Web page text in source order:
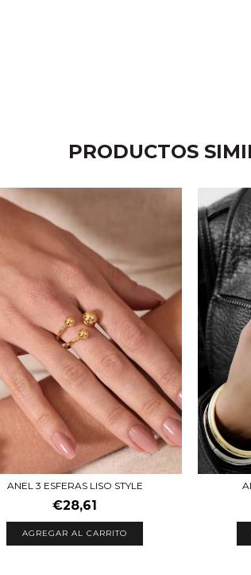
PRODUCTOS
ANEL 3 ESFERAS LISO STYLE
€28,61
AGREGAR AL CARRITO